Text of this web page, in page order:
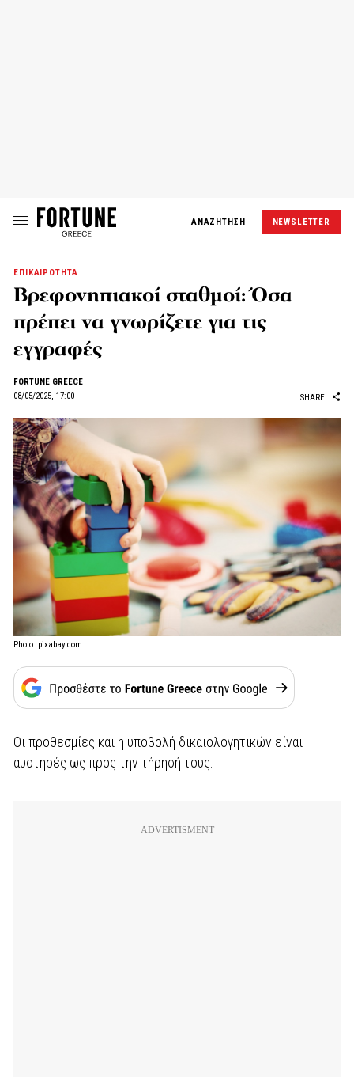
ΑΝΑΖΗΤΗΣΗ NEWSLETTER
ΕΠΙΚΑΙΡΟΤΗΤΑ
Βρεφονηπιακοί σταθμοί: Όσα
πρέπει να γνωρίζετε για τις
εγγραφές
FORTUNE GREECE
08/05/2025, 17:00
SHARE
Photo: pixabay.com
Οι προθεσμίες και η υποβολή δικαιολογητικών είναι
αυστηρές ως προς την τήρησή τους.